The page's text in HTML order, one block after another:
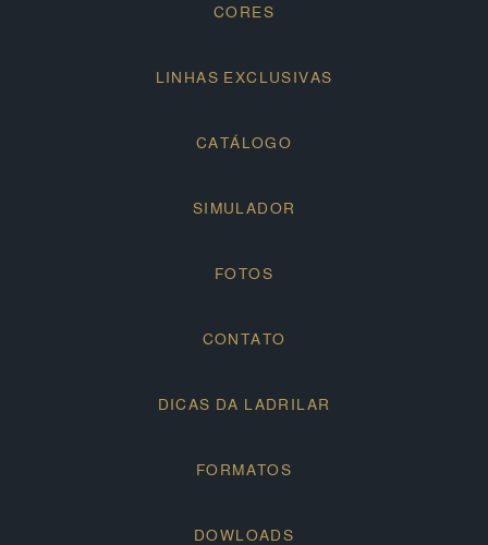
CORES
LINHAS EXCLUSIVAS
CATÁLOGO
SIMULADOR
FOTOS
CONTATO
DICAS DA LADRILAR
FORMATOS
DOWLOADS